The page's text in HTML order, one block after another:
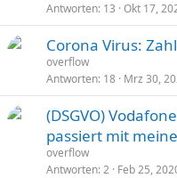
Antworten 13 Okt 17,
Corona Virus:
overflow
Antworten 18 Mrz 30,
(DSGVO)
passiert mit
overflow
Antworten 2 Feb 25,